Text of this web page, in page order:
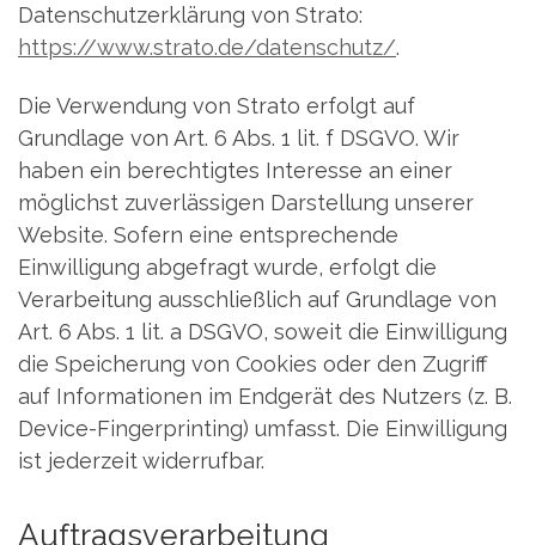
Datenschutzerklärung von Strato:
https://www.strato.de/datenschutz/.
Die Verwendung von Strato erfolgt auf
Grundlage von Art. 6 Abs. 1 lit. f DSGVO. Wir
haben ein berechtigtes Interesse an einer
möglichst zuverlässigen Darstellung unserer
Website. Sofern eine entsprechende
Einwilligung abgefragt wurde, erfolgt die
Verarbeitung ausschließlich auf Grundlage von
Art. 6 Abs. 1 lit. a DSGVO, soweit die Einwilligung
die Speicherung von Cookies oder den Zugriff
auf Informationen im Endgerät des Nutzers (z. B.
Device-Fingerprinting) umfasst. Die Einwilligung
ist jederzeit widerrufbar.
Auftragsverarbeitung